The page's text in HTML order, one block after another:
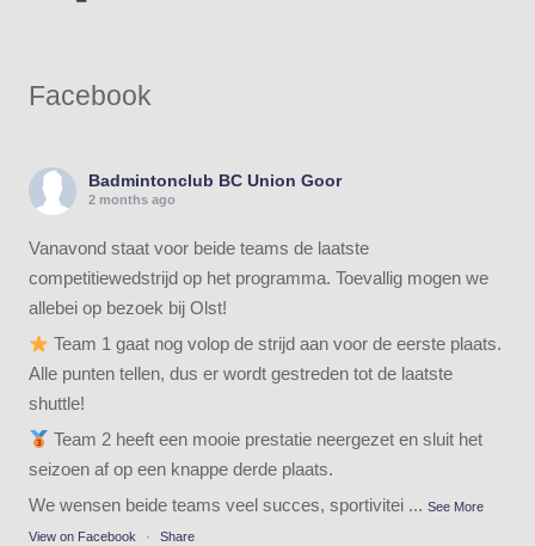
Facebook
Badmintonclub BC Union Goor
2 months ago
Vanavond staat voor beide teams de laatste
competitiewedstrijd op het programma. Toevallig mogen we
allebei op bezoek bij Olst!
Team 1 gaat nog volop de strijd aan voor de eerste plaats.
Alle punten tellen, dus er wordt gestreden tot de laatste
shuttle!
Team 2 heeft een mooie prestatie neergezet en sluit het
seizoen af op een knappe derde plaats.
We wensen beide teams veel succes, sportivitei ... See More
View on Facebook · Share